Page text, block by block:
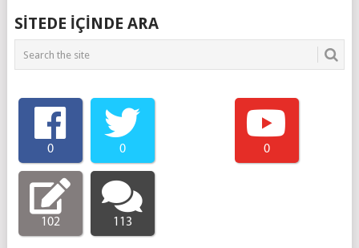
SITEDE IÇINDE ARA
0 0 0
102 113